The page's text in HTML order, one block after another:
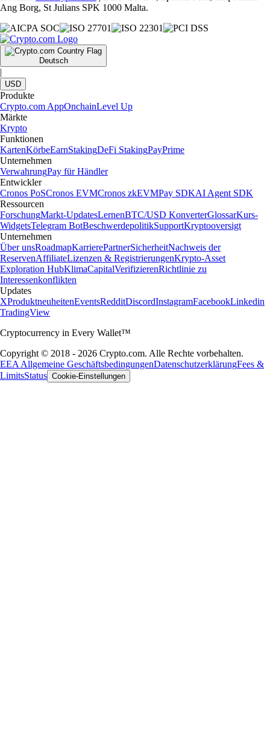
Ang Borg, St Julians SPK 1000 Malta.
Deutsch
|
USD
Produkte
Crypto.com AppOnchainLevel Up
Märkte
Krypto
Funktionen
KartenKörbeEarnStakingDeFi StakingPayPrime
Unternehmen
VerwahrungPay für Händler
Entwickler
Cronos PoSCronos EVMCronos zkEVMPay SDKAI Agent SDK
Ressourcen
ForschungMarkt-UpdatesLernenBTC/USD KonverterGlossarKurs-
WidgetsTelegram BotBeschwerdepolitikSupportKryptooversigt
Unternehmen
Über unsRoadmapKarrierePartnerSicherheitNachweis der
ReservenAffiliateLizenzen & RegistrierungenKrypto-Asset
Exploration HubKlimaCapitalVerifizierenRichtlinie zu
Interessenkonflikten
Updates
XProduktneuheitenEventsRedditDiscordInstagramFacebookLinkedin
TradingView
Cryptocurrency in Every Wallet™
Copyright © 2018 - 2026 Crypto.com. Alle Rechte vorbehalten.
EEA Allgemeine GeschäftsbedingungenDatenschutzerklärungFees &
LimitsStatus Cookie-Einstellungen